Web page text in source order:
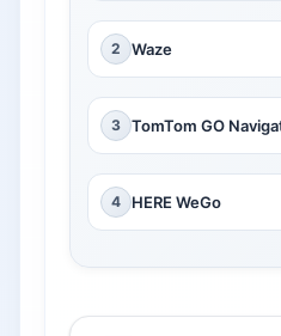
2 Waze
3 TomTom GO
4 HERE WeGo